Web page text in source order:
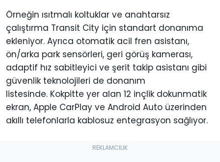
Örneğin ısıtmalı koltuklar ve anahtarsız
çalıştırma Transit City için standart donanıma
ekleniyor. Ayrıca otomatik acil fren asistanı,
ön/arka park sensörleri, geri görüş kamerası,
adaptif hız sabitleyici ve şerit takip asistanı gibi
güvenlik teknolojileri de donanım
listesinde. Kokpitte yer alan 12 inçlik dokunmatik
ekran, Apple CarPlay ve Android Auto üzerinden
akıllı telefonlarla kablosuz entegrasyon sağlıyor.